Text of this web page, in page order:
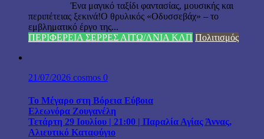
Ένα μαγικό ταξίδι φαντασίας, μουσικής και
περιπέτειας ξεκινά!Ο θρυλικός «Οδυσσεβάχ» – το
εμβληματικό έργο της...
ΠΕΡΙΦΕΡΕΙΑ ΣΕΡΡΕΣ ΑΙΤΩ/ΛΝΙΑ ΚΛΠ Πολιτισμός
21/07/2026 cosmos 0
Το Μέγαρο στη Βόρεια Εύβοια
Ελεωνόρα Ζουγανέλη
Τετάρτη 29 Ιουλίου | 21:00 | Παραλία Αγίας Άννας,
Αλιευτικό Καταφύγιο